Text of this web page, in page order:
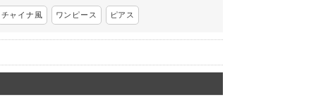
チャイナ風 ワンピース ピアス